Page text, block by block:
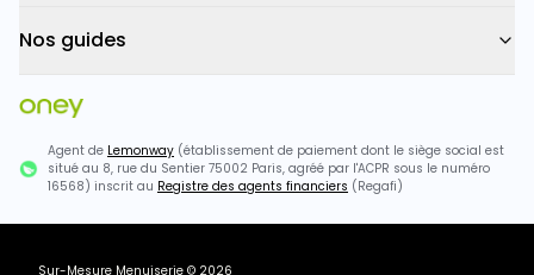
Nos guides
Agent de Lemonway (établissement de paiement dont le siège social est
situé au 8, rue du Sentier 75002 Paris, agréé par l'ACPR sous le numéro
16568) inscrit au Registre des agents financiers (Regafi)
Sur-Mesure Menuiserie © 2026